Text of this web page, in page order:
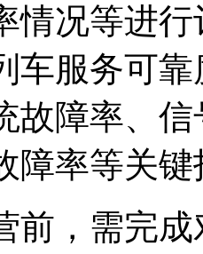
情况等进
车服务可
故障率、
障率等关
，需完成